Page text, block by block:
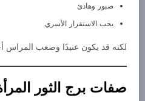
صبور وهادئ
يحب الاستقرار الأسري
لكنه قد يكون عنيدًا وصعب المراس
صفات برج الثور